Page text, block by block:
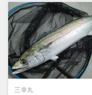
三幸丸